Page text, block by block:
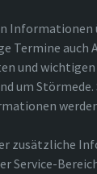
Informationen
Termine auch
und
um Störmede.
zusätzliche
Service-